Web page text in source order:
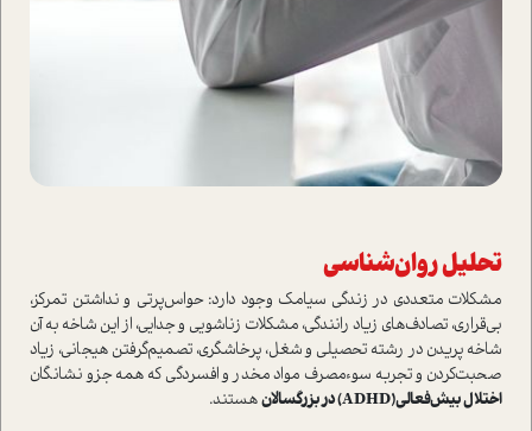
تحلیل روان‌شناسی
مشکلات متعددی در زندگی سیامک وجود دارد: حواس‌پرتی و نداشتن تمرکز،
بی‌قراری، تصادف‌های زیاد رانندگی، مشکلات زناشویی و جدایی، از این شاخه به آن
شاخه پریدن در رشته تحصیلی و شغل، پرخاشگری، تصمیم‌گرفتن هیجانی، زیاد
صحبت‌کردن و تجربه سوءمصرف مواد مخدر و افسردگی که همه جزو نشانگان
اختلال بیش‌فعالی(ADHD) در بزرگسالان
هستند.